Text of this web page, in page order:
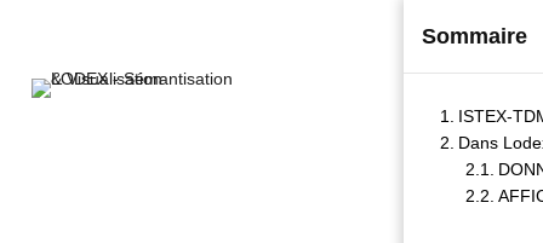
Actualités
Modèles
Sommaire
ISTEX-
Dans